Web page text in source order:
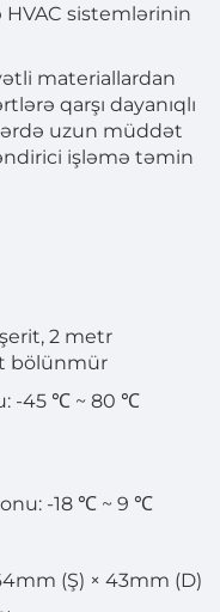
sistemlərinin
materiallardan
qarşı dayanıqlı
uzun müddət
işləmə təmin
2 metr
bölünmür
-45 ℃ ~ 80 ℃
-18 ℃ ~ 9 ℃
(Ş) × 43mm (D)